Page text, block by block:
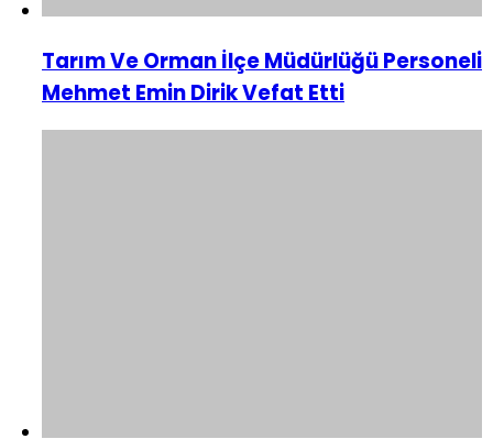
Tarım Ve Orman İlçe Müdürlüğü Personeli
Mehmet Emin Dirik Vefat Etti